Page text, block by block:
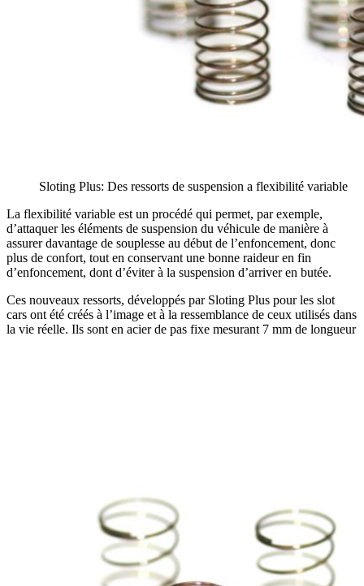
Sloting Plus: Des ressorts de suspension a flexibilité variable
La flexibilité variable est un procédé qui permet, par exemple,
d’attaquer les éléments de suspension du véhicule de manière à
assurer davantage de souplesse au début de l’enfoncement, donc
plus de confort, tout en conservant une bonne raideur en fin
d’enfoncement, dont d’éviter à la suspension d’arriver en butée.
Ces nouveaux ressorts, développés par Sloting Plus pour les slot
cars ont été créés à l’image et à la ressemblance de ceux utilisés dans
la vie réelle. Ils sont en acier de pas fixe mesurant 7 mm de longueur